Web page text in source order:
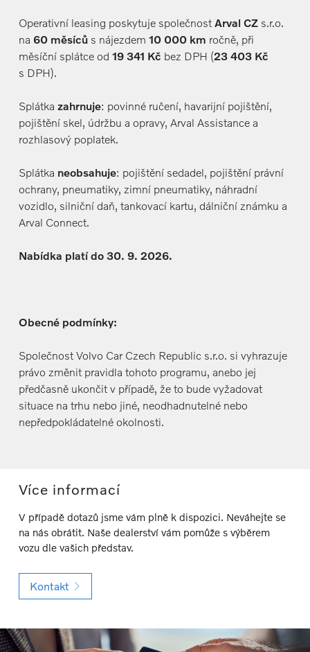
Operativní leasing poskytuje společnost Arval CZs.r.o.
na 60 měsícůs nájezdem 10 000 km ročně, při
měsíční splátce od 19 341 Kč bez DPH (23 403 Kč
s DPH).
Splátka zahrnuje: povinné ručení, havarijní pojištění,
pojištění skel, údržbu a opravy, Arval Assistance a
rozhlasový poplatek.
Splátka neobsahuje: pojištění sedadel, pojištění právní
ochrany, pneumatiky, zimní pneumatiky, náhradní
vozidlo, silniční daň, tankovací kartu, dálniční známku a
Arval Connect.
Nabídka platí do 30. 9. 2026.
Obecné podmínky:
Společnost Volvo Car Czech Republic s.r.o. si vyhrazuje
právo změnit pravidla tohoto programu, anebo jej
předčasně ukončit v případě, že to bude vyžadovat
situace na trhu nebo jiné, neodhadnutelné nebo
nepředpokládatelné okolnosti.
Více informací
V případě dotazů jsme vám plně k dispozici. Neváhejte se
na nás obrátit. Naše dealerství vám pomůže s výběrem
vozu dle vašich představ.
Kontakt